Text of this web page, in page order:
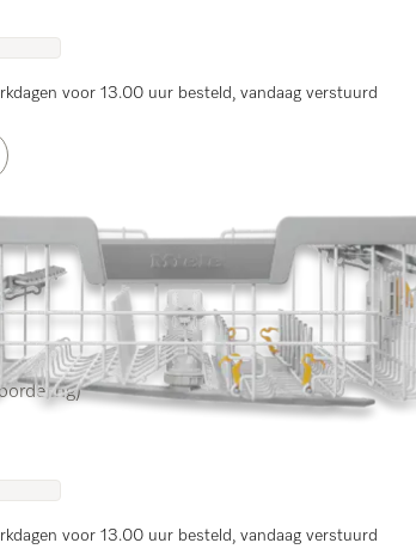
voor 13.00 uur besteld, vandaag verstuurd
voor 13.00 uur besteld, vandaag verstuurd